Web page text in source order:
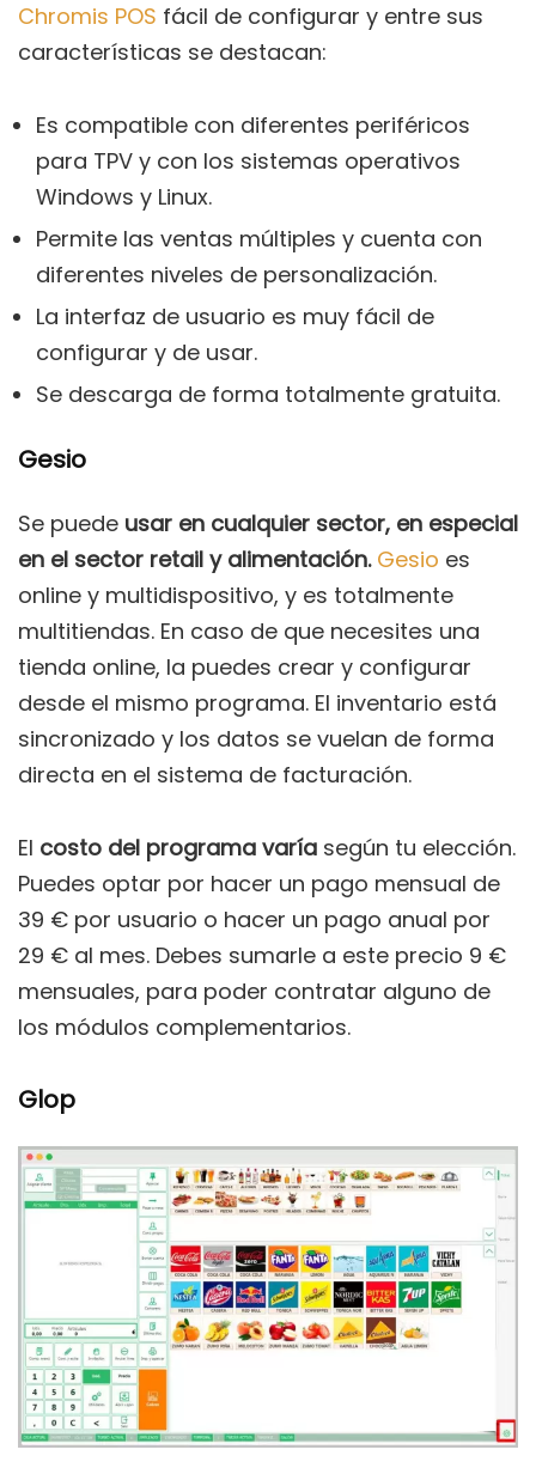
Chromis POS fácil de configurar y entre sus
características se destacan:
Es compatible con diferentes periféricos
para TPV y con los sistemas operativos
Windows y Linux.
Permite las ventas múltiples y cuenta con
diferentes niveles de personalización.
La interfaz de usuario es muy fácil de
configurar y de usar.
Se descarga de forma totalmente gratuita.
Gesio
Se puede usar en cualquier sector, en especial
en el sector retail y alimentación. Gesio es
online y multidispositivo, y es totalmente
multitiendas. En caso de que necesites una
tienda online, la puedes crear y configurar
desde el mismo programa. El inventario está
sincronizado y los datos se vuelan de forma
directa en el sistema de facturación.
El costo del programa varía según tu elección.
Puedes optar por hacer un pago mensual de
39 € por usuario o hacer un pago anual por
29 € al mes. Debes sumarle a este precio 9 €
mensuales, para poder contratar alguno de
los módulos complementarios.
Glop